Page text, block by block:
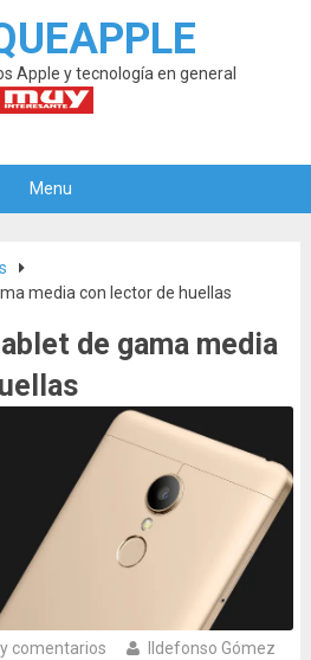
Apple y tecnología en general
Menu
media con lector de huellas
de gama media
comentarios
Ildefonso Gómez